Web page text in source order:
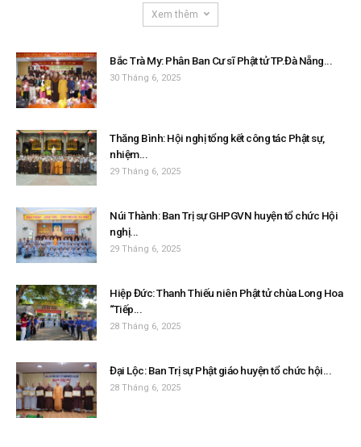
Xem thêm
Bắc Trà My: Phân Ban Cư sĩ Phật tử TP.Đà Nẵng...
30 Tháng 6, 2025
Thăng Bình: Hội nghị tổng kết công tác Phật sự,
nhiệm...
29 Tháng 6, 2025
Núi Thành: Ban Trị sự GHPGVN huyện tổ chức Hội
nghị...
29 Tháng 6, 2025
Hiệp Đức: Thanh Thiếu niên Phật tử chùa Long Hoa
“Tiếp...
28 Tháng 6, 2025
Đại Lộc: Ban Trị sự Phật giáo huyện tổ chức hội...
28 Tháng 6, 2025